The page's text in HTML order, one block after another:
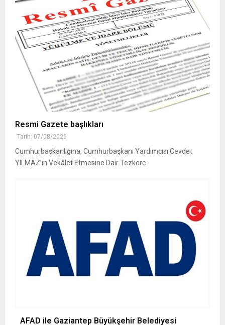
Resmi Gazete başlıkları
Tarih: 07/08/2026
Cumhurbaşkanlığına, Cumhurbaşkanı Yardımcısı Cevdet
YILMAZ’ın Vekâlet Etmesine Dair Tezkere
AFAD ile Gaziantep Büyükşehir Belediyesi